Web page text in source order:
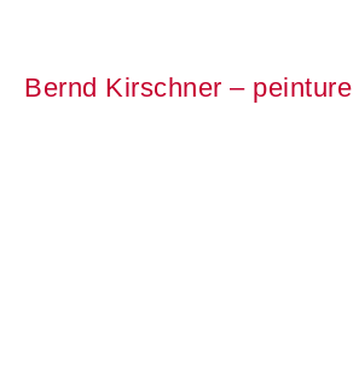
Bernd Kirschner – peinture